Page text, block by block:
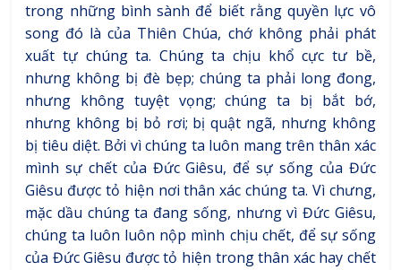
trong những bình sành để biết rằng quyền lực vô
song đó là của Thiên Chúa, chớ không phải phát
xuất tự chúng ta. Chúng ta chịu khổ cực tư bề,
nhưng không bị đè bẹp; chúng ta phải long đong,
nhưng không tuyệt vọng; chúng ta bị bắt bớ,
nhưng không bị bỏ rơi; bị quật ngã, nhưng không
bị tiêu diệt. Bởi vì chúng ta luôn mang trên thân xác
mình sự chết của Đức Giêsu, để sự sống của Đức
Giêsu được tỏ hiện nơi thân xác chúng ta. Vì chưng,
mặc dầu chúng ta đang sống, nhưng vì Đức Giêsu,
chúng ta luôn luôn nộp mình chịu chết, để sự sống
của Đức Giêsu được tỏ hiện trong thân xác hay chết